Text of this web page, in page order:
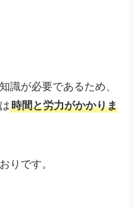
識が必要であるため、
時間と労力がかかりま
りです。